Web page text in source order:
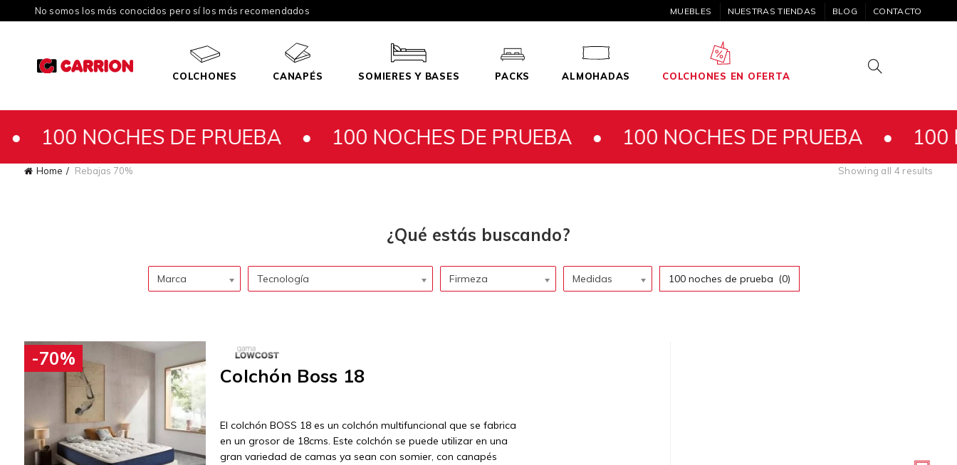
No somos los más conocidos pero sí los más recomendados MUEBLES NUESTRAS TIENDAS BLOG CONTACTO
COLCHONES CANAPÉS SOMIERES Y BASES PACKS ALMOHADAS COLCHONES EN OFERTA
DE PRUEBA •100 NOCHES DE PRUEBA •100 NOCHES DE PRUEBA •100
Home Rebajas 70% Showing all 4 results
Marca Tecnología Firmeza Medidas 100 noches de prueba (0)
-70%
Colchón Boss 18
El colchón BOSS 18 es un colchón multifuncional que se fabrica
en un grosor de 18cms. Este colchón se puede utilizar en una
gran variedad de camas ya sean con somier, con canapés